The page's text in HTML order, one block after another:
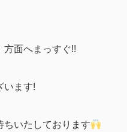
方面へまっすぐ!!
います!
ちいたしております